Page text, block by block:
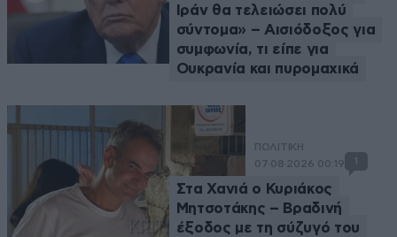
Ιράν θα τελειώσει πολύ
σύντομα» – Αισιόδοξος για
συμφωνία, τι είπε για
Ουκρανία και πυρομαχικά
ΠΟΛΙΤΙΚΗ
07·08·2026 00:19
1
Στα Χανιά ο Κυριάκος
Μητσοτάκης – Βραδινή
έξοδος με τη σύζυγό του